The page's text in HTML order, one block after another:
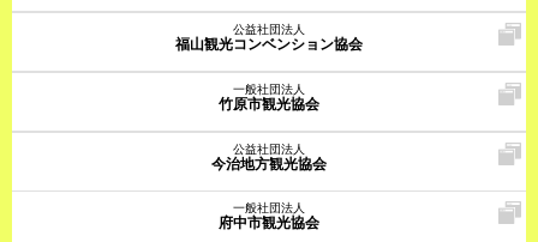
公益社団法人
福山観光コンベンション協会
一般社団法人
竹原市観光協会
公益社団法人
今治地方観光協会
一般社団法人
府中市観光協会